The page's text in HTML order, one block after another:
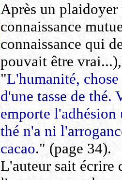
Après un
connaissance
connaissance qui
pouvait être
"L'humanité,
d'une tasse de
emporte
thé n'a ni
cacao." (page 34).
L'auteur sait écrire